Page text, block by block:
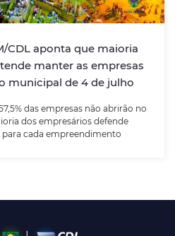
CDL aponta que maioria
manter as empresas
municipal de 4 de julho
das empresas não abrirão no
dos empresários defende
para cada empreendimento
57,5% das empresas não
de decisão para cada